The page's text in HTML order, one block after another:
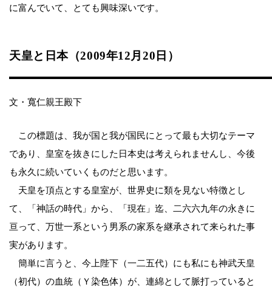
に富んでいて、とても興味深いです。
天皇と日本（2009年12月20日）
文・寬仁親王殿下
この標題は、我が国と我が国民にとって最も大切なテーマ
であり、皇室を抜きにした日本史は考えられませんし、今後
も永久に続いていくものだと思います。
天皇を頂点とする皇室が、世界史に類を見ない特徴とし
て、「神話の時代」から、「現在」迄、二六六九年の永きに
亘って、万世一系という男系の家系を継承されて来られた事
実があります。
簡単に言うと、今上陛下（一二五代）にも私にも神武天皇
（初代）の血統（Ｙ染色体）が、連綿として脈打っていると